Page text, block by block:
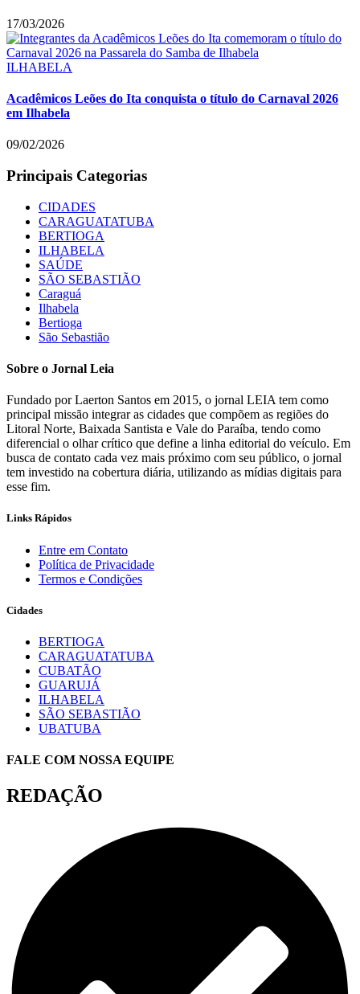
17/03/2026
ILHABELA
Acadêmicos Leões do Ita conquista o título do Carnaval 2026
em Ilhabela
09/02/2026
Principais Categorias
CIDADES
CARAGUATATUBA
BERTIOGA
ILHABELA
SAÚDE
SÃO SEBASTIÃO
Caraguá
Ilhabela
Bertioga
São Sebastião
Sobre o Jornal Leia
Fundado por Laerton Santos em 2015, o jornal LEIA tem como
principal missão integrar as cidades que compõem as regiões do
Litoral Norte, Baixada Santista e Vale do Paraíba, tendo como
diferencial o olhar crítico que define a linha editorial do veículo. Em
busca de contato cada vez mais próximo com seu público, o jornal
tem investido na cobertura diária, utilizando as mídias digitais para
esse fim.
Links Rápidos
Entre em Contato
Política de Privacidade
Termos e Condições
Cidades
BERTIOGA
CARAGUATATUBA
CUBATÃO
GUARUJÁ
ILHABELA
SÃO SEBASTIÃO
UBATUBA
FALE COM NOSSA EQUIPE
REDAÇÃO